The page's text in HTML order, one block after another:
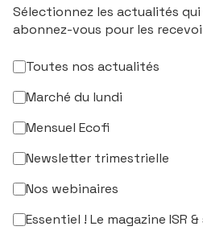
Sélectionnez les actualités
abonnez-vous pour les
Toutes nos actualités
Marché du lundi
Mensuel Ecofi
Newsletter trimestrielle
Nos webinaires
Essentiel ! Le magazine ISR